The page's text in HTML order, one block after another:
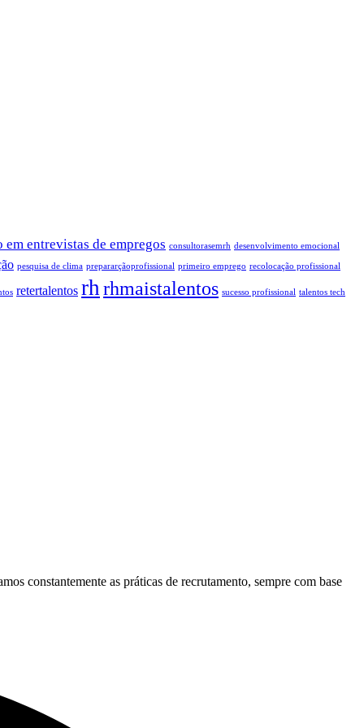
em entrevistas de empregos consultorasemrh desenvolvimento emocional
pesquisa de clima prepararçãoprofissional primeiro emprego recolocação profissional
retertalentos rh rhmaistalentos sucesso profissional talentos tech
constantemente as práticas de recrutamento, sempre com base